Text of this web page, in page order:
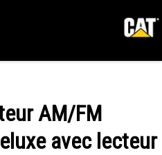
AM/FM
avec lecteur